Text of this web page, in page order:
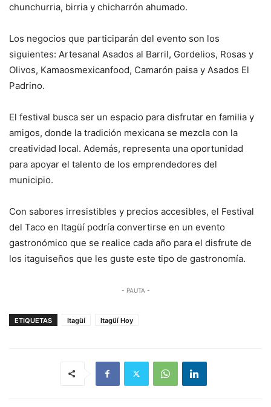
chunchurria, birria y chicharrón ahumado.
Los negocios que participarán del evento son los
siguientes: Artesanal Asados al Barril, Gordelios, Rosas y
Olivos, Kamaosmexicanfood, Camarón paisa y Asados El
Padrino.
El festival busca ser un espacio para disfrutar en familia y
amigos, donde la tradición mexicana se mezcla con la
creatividad local. Además, representa una oportunidad
para apoyar el talento de los emprendedores del
municipio.
Con sabores irresistibles y precios accesibles, el Festival
del Taco en Itagüí podría convertirse en un evento
gastronómico que se realice cada año para el disfrute de
los itaguiseños que les guste este tipo de gastronomía.
- PAUTA -
ETIQUETAS Itagüí Itagüí Hoy